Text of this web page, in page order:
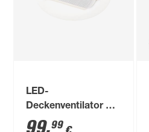
LED-
Deckenventilator mit
Beleuchtung 5900 lm
99